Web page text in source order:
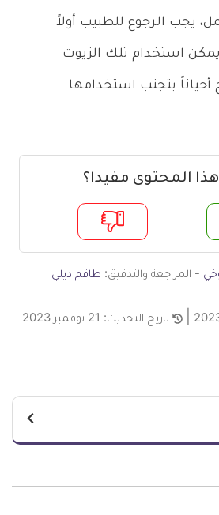
يجب الرجوع للطبيب أولاً
استخدام تلك الزيوت
أحياناً بتجنب استخدامها
المحتوى مفيدا؟
- المراجعة والتدقيق: طاقم ديلي
تاريخ التحديث: 21 نوفمبر 2023